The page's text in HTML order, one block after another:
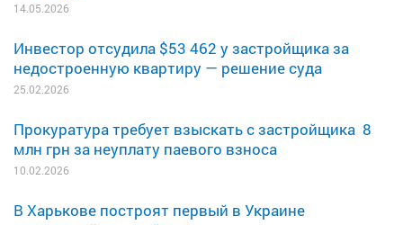
14.05.2026
Инвестор отсудила $53 462 у застройщика за
недостроенную квартиру — решение суда
25.02.2026
Прокуратура требует взыскать с застройщика 8
млн грн за неуплату паевого взноса
10.02.2026
В Харькове построят первый в Украине